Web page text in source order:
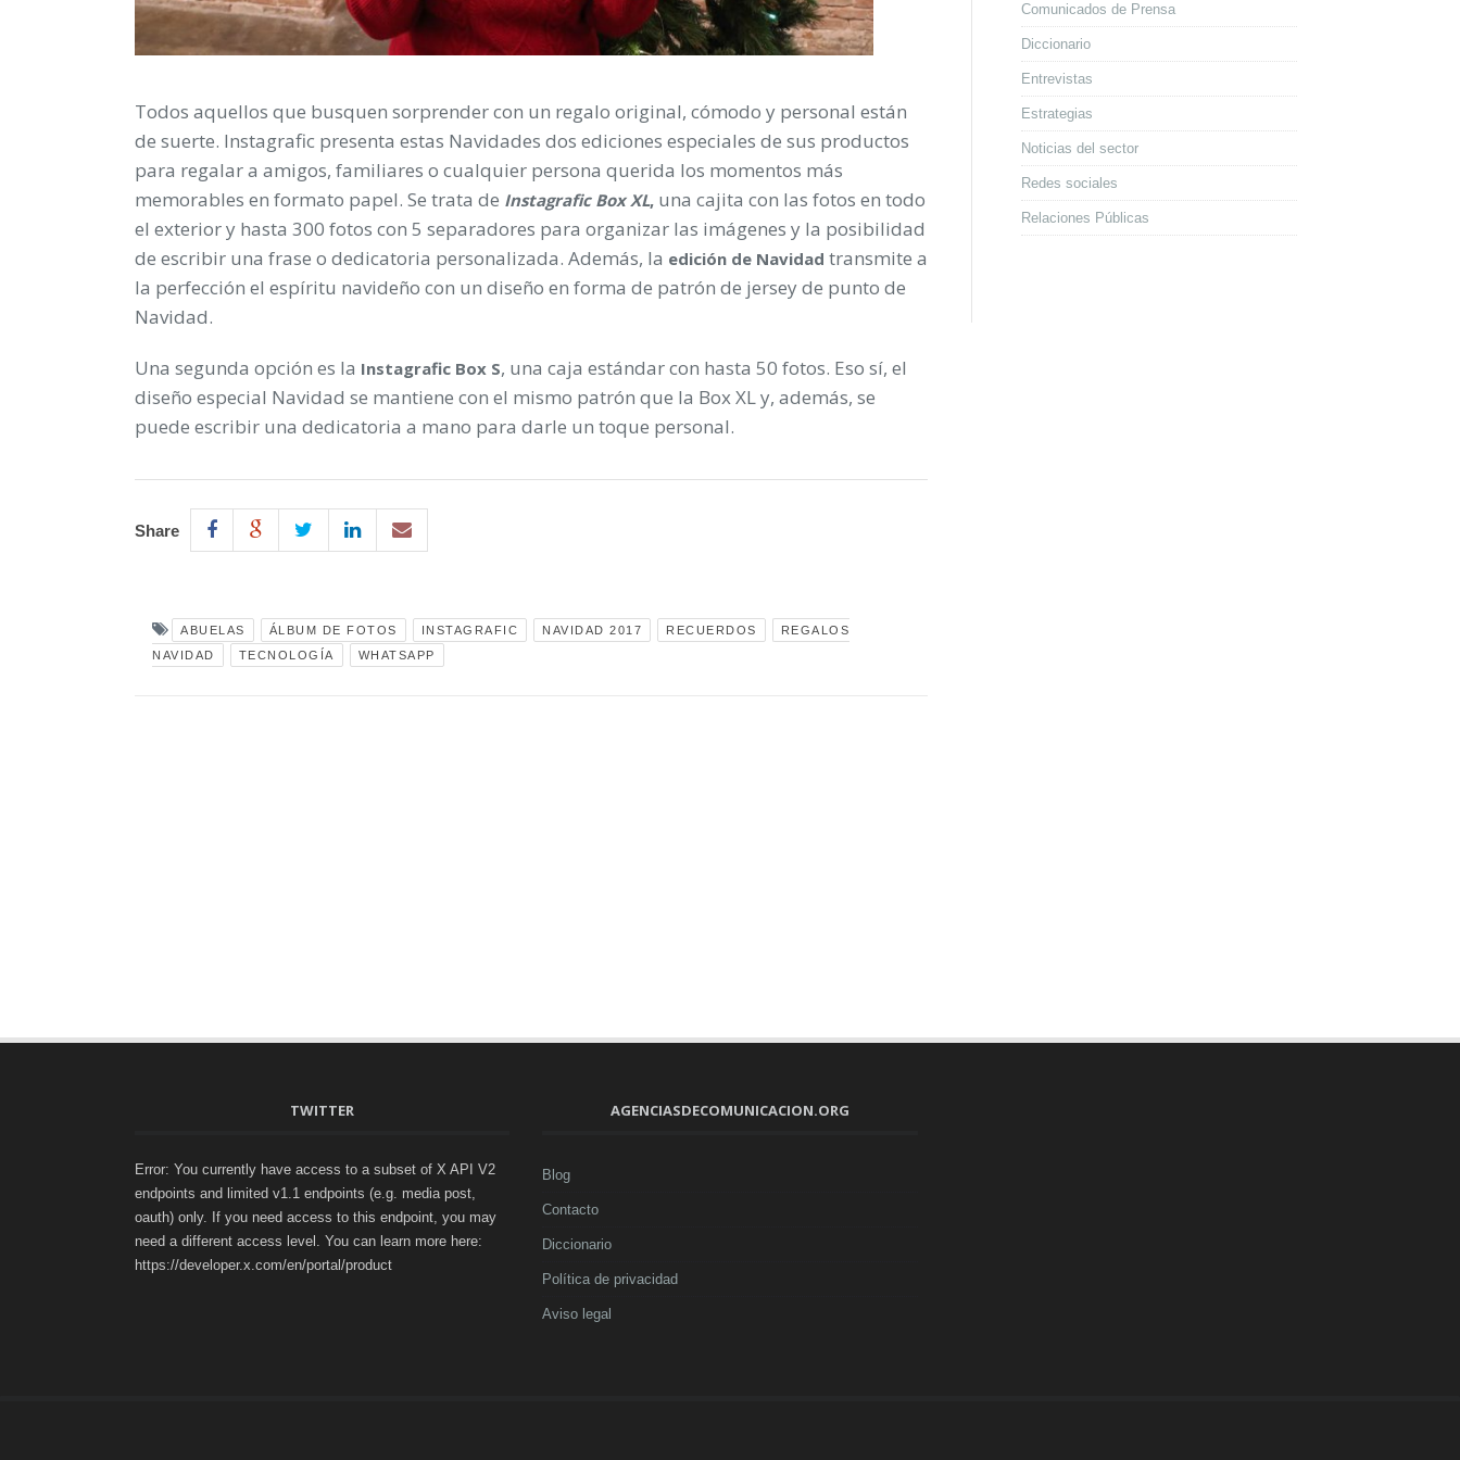
Todos aquellos que busquen sorprender con un regalo original, cómodo y personal están
de suerte. Instagrafic presenta estas Navidades dos ediciones especiales de sus productos
para regalar a amigos, familiares o cualquier persona querida los momentos más
memorables en formato papel. Se trata de Instagrafic Box XL, una cajita con las fotos en todo
el exterior y hasta 300 fotos con 5 separadores para organizar las imágenes y la posibilidad
de escribir una frase o dedicatoria personalizada. Además, la edición de Navidad transmite a
la perfección el espíritu navideño con un diseño en forma de patrón de jersey de punto de
Navidad.
Una segunda opción es la Instagrafic Box S, una caja estándar con hasta 50 fotos. Eso sí, el
diseño especial Navidad se mantiene con el mismo patrón que la Box XL y, además, se
puede escribir una dedicatoria a mano para darle un toque personal.
Share
ABUELAS ÁLBUM DE FOTOS INSTAGRAFIC NAVIDAD 2017 RECUERDOS
REGALOS
NAVIDAD
TECNOLOGÍA WHATSAPP
Comunicados de Prensa
Diccionario
Entrevistas
Estrategias
Noticias del sector
Redes sociales
Relaciones Públicas
TWITTER
Error: You currently have access to a subset of X API V2
endpoints and limited v1.1 endpoints (e.g. media post,
oauth) only. If you need access to this endpoint, you may
need a different access level. You can learn more here:
https://developer.x.com/en/portal/product
AGENCIASDECOMUNICACION.ORG
Blog
Contacto
Diccionario
Política de privacidad
Aviso legal